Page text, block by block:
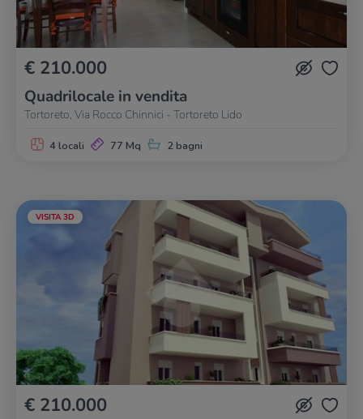
€ 210.000
Quadrilocale in vendita
Tortoreto, Via Rocco Chinnici - Tortoreto Lido
4 locali 77 Mq 2 bagni
VISITA 3D
€ 210.000